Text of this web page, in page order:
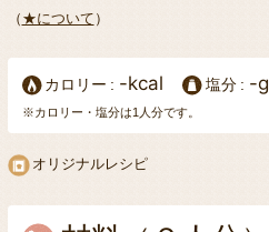
（ ★について ）
カロリー -kcal 塩分 -g
※カロリー・塩分は1人分です。
オリジナルレシピ